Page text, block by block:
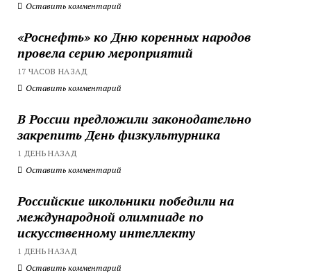
Оставить комментарий
«Роснефть» ко Дню коренных народов
провела серию мероприятий
17 ЧАСОВ НАЗАД
Оставить комментарий
В России предложили законодательно
закрепить День физкультурника
1 ДЕНЬ НАЗАД
Оставить комментарий
Российские школьники победили на
международной олимпиаде по
искусственному интеллекту
1 ДЕНЬ НАЗАД
Оставить комментарий